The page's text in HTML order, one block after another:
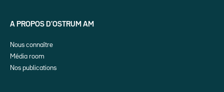
A PROPOS D’OSTRUM AM
Nous connaître
Média room
Nos publications